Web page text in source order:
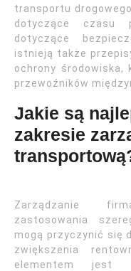
transportu
dotyczące czasu
dotyczące
istnieją także
ochrony środowiska,
przewoźników
Jakie są
zakresie
Zarządzanie
zastosowania
mogą przyczynić się
zwiększenia
elementem jest